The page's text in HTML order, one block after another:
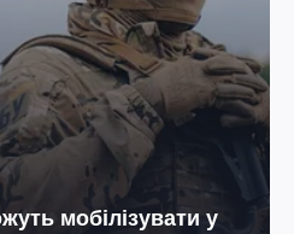
мобілізувати у